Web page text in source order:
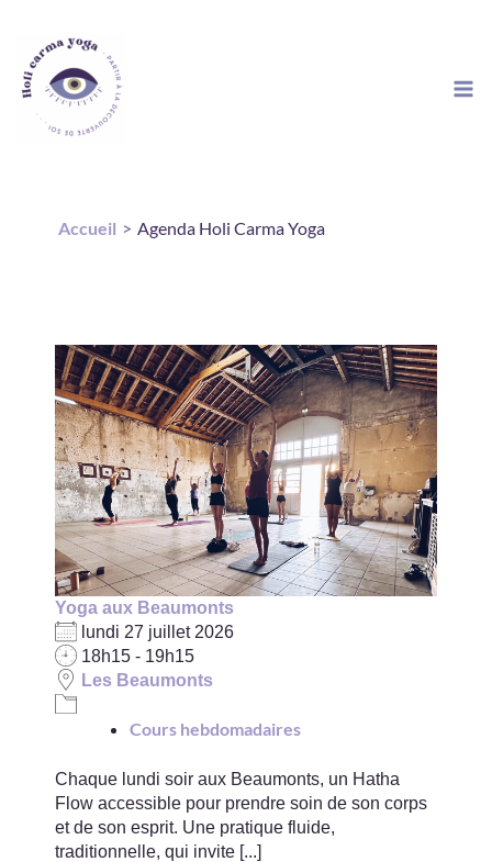
contenu
Accueil Agenda Holi Carma Yoga
Yoga aux Beaumonts
lundi 27 juillet 2026
18h15 - 19h15
Les Beaumonts
Cours hebdomadaires
Chaque lundi soir aux Beaumonts, un Hatha
Flow accessible pour prendre soin de son corps
et de son esprit. Une pratique fluide,
traditionnelle, qui invite [...]